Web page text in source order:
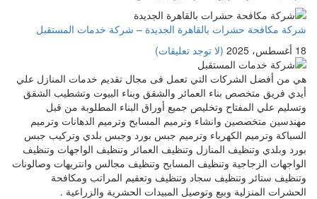
شركة مكافحة حشرات بالقاهرة الجديدة – شركة خدمات المستقبل
18 أغسطس، 2025
(لا توجد تعليقات)
هي من أفضل الشركات التي تعمل فى مجال تقديم خدمات المنازل علي
أيدي فريق متخصص بناء العمائر والشقق وبناء البيوت وتشطيب الشقق
وتسليم علي المفتاح وتخليص جميع أوراق البناء المطلوبة من قبل
مهندسين متخصصين وانشاء وترميم المسابح وترميم الدهانات وترميم
السباكة وترميم الكهرباء وترميم جبس بورد وجبس بلدي وتركيب جبس
بورد وبلدي وتنظيف المنازل وتنظيف العمائر وتنظيف الواجهات وتنظيف
الواجهات الزجاجية وتنظيف المسابح وتنظيف مجالس وانتريهات وصالونات
وتنظيف ستائر وتنظيف سجاد وتنظيف وتعقيم المراتب ومكافحة
الحشرات المنزلية وبيع وتوصيل المبيدات الحشرية والزراعية .